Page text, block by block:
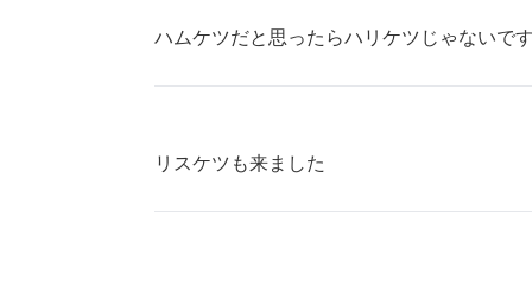
ハムケツだと思ったらハリケツじゃないで
リスケツも来ました